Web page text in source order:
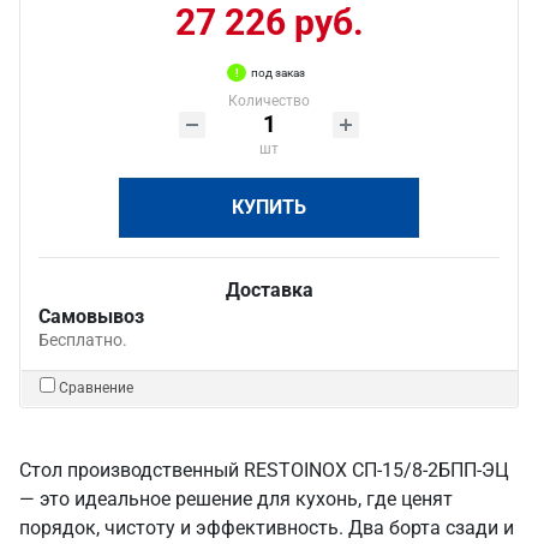
27 226 руб.
под заказ
Количество
шт
КУПИТЬ
Доставка
Самовывоз
Бесплатно.
Сравнение
Стол производственный RESTOINOX СП-15/8-2БПП-ЭЦ
— это идеальное решение для кухонь, где ценят
порядок, чистоту и эффективность. Два борта сзади и